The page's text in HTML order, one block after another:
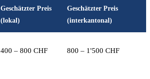
Geschätzter Preis
(lokal)
Geschätzter Preis
(interkantonal)
400 – 800 CHF 800 – 1'500 CHF